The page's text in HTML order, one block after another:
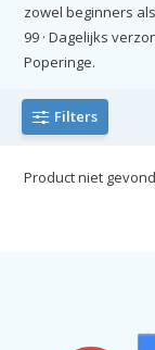
zowel beginners
99 · Dagelijks
Poperinge.
Filters
Product niet